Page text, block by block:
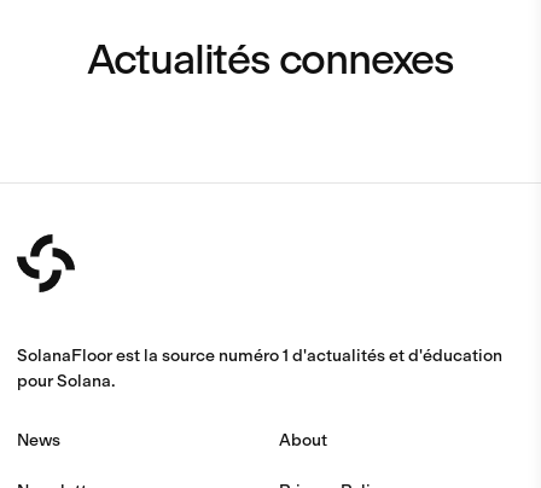
Actualités connexes
SolanaFloor est la source numéro 1 d'actualités et d'éducation
pour Solana.
News About